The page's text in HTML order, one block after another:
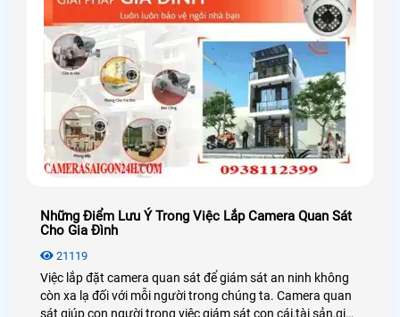
Những Điểm Lưu Ý Trong Việc Lắp Camera Quan Sát
Cho Gia Đình
21119
Việc lắp đặt camera quan sát để giám sát an ninh không
còn xa lạ đối với mỗi người trong chúng ta. Camera quan
sát giúp con người trong việc giám sát con cái,tài sản,giúp